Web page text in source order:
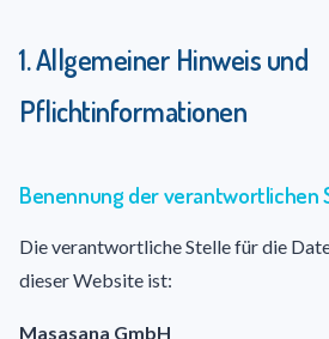
1. Allgemeiner Hinweis und
Pflichtinformationen
Benennung der verantwortlichen
Die verantwortliche Stelle für die
dieser Website ist:
Masasana GmbH